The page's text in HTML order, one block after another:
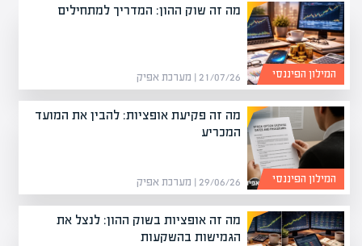
מה זה שוק ההון: המדריך למתחילים
21/07/26 | מערכת אפיק המילון הפיננסי
מה זה פקיעת אופציות: להבין את המועד
המכריע
29/06/26 | מערכת אפיק המילון הפיננסי
מה זה אופציות בשוק ההון: לנצל את
הגמישות בהשקעות